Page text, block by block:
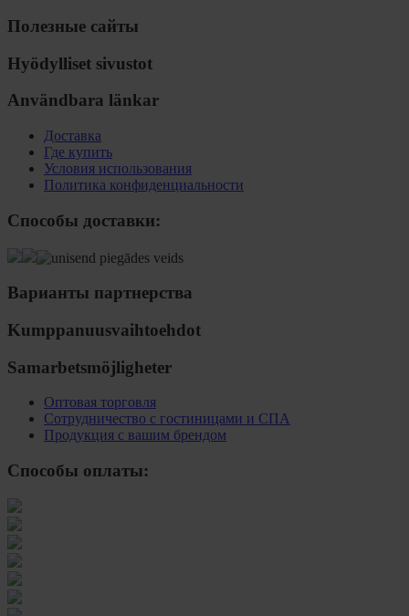
Полезные сайты
Hyödylliset sivustot
Användbara länkar
Доставка
Где купить
Условия использования
Политика конфиденциальности
Способы доставки:
Варианты партнерства
Kumppanuusvaihtoehdot
Samarbetsmöjligheter
Оптовая торговля
Сотрудничество с гостиницами и СПА
Продукция с вашим брендом
Способы оплаты: